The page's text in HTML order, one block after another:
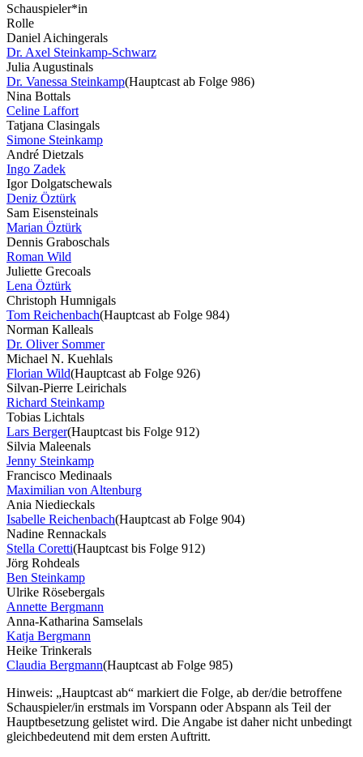
Schauspieler*in
Rolle
Daniel Aichingerals
Dr. Axel Steinkamp-Schwarz
Julia Augustinals
Dr. Vanessa Steinkamp(Hauptcast ab Folge 986)
Nina Bottals
Celine Laffort
Tatjana Clasingals
Simone Steinkamp
André Dietzals
Ingo Zadek
Igor Dolgatschewals
Deniz Öztürk
Sam Eisensteinals
Marian Öztürk
Dennis Graboschals
Roman Wild
Juliette Grecoals
Lena Öztürk
Christoph Humnigals
Tom Reichenbach(Hauptcast ab Folge 984)
Norman Kalleals
Dr. Oliver Sommer
Michael N. Kuehlals
Florian Wild(Hauptcast ab Folge 926)
Silvan-Pierre Leirichals
Richard Steinkamp
Tobias Lichtals
Lars Berger(Hauptcast bis Folge 912)
Silvia Maleenals
Jenny Steinkamp
Francisco Medinaals
Maximilian von Altenburg
Ania Niedieckals
Isabelle Reichenbach(Hauptcast ab Folge 904)
Nadine Rennackals
Stella Coretti(Hauptcast bis Folge 912)
Jörg Rohdeals
Ben Steinkamp
Ulrike Rösebergals
Annette Bergmann
Anna-Katharina Samselals
Katja Bergmann
Heike Trinkerals
Claudia Bergmann(Hauptcast ab Folge 985)
Hinweis: „Hauptcast ab“ markiert die Folge, ab der/die betroffene
Schauspieler/in erstmals im Vorspann oder Abspann als Teil der
Hauptbesetzung gelistet wird. Die Angabe ist daher nicht unbedingt
gleichbedeutend mit dem ersten Auftritt.